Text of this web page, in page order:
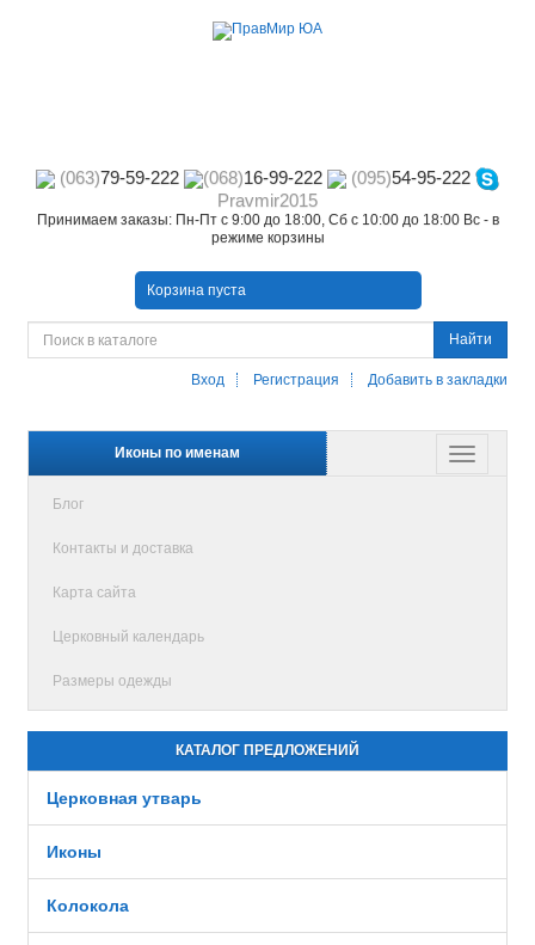
(063)79-59-222 (068)16-99-222 (095)54-95-222
Pravmir2015
Принимаем заказы: Пн-Пт с 9:00 до 18:00, Сб с 10:00 до 18:00 Вс - в
режиме корзины
Корзина пуста
Найти
Вход Регистрация Добавить в закладки
Иконы по именам
Блог
Контакты и доставка
Карта сайта
Церковный календарь
Размеры одежды
КАТАЛОГ ПРЕДЛОЖЕНИЙ
Церковная утварь
Иконы
Колокола